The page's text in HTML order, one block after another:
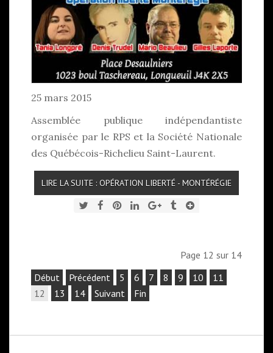
25 mars 2015
Assemblée publique indépendantiste
organisée par le RPS et la Société Nationale
des Québécois-Richelieu Saint-Laurent.
LIRE LA SUITE : OPÉRATION LIBERTÉ - MONTÉRÉGIE
Page 12 sur 14
Début
Précédent 5 6 7 8 9 10
11
12
13 14 Suivant Fin